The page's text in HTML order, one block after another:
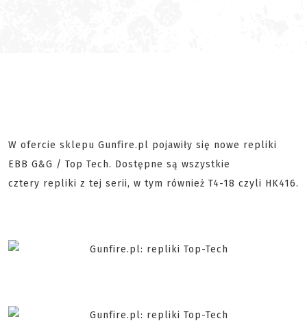
W ofercie sklepu Gunfire.pl pojawiły się nowe repliki
EBB G&G / Top Tech. Dostępne są wszystkie
cztery repliki z tej serii, w tym również T4-18 czyli HK416.